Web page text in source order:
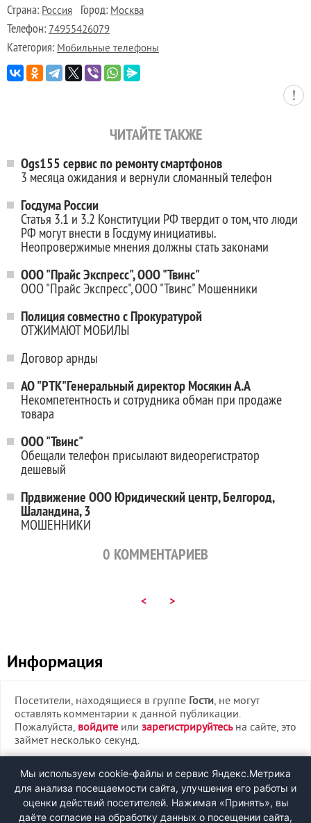
Страна: Россия Город: Москва
Телефон: 74955426079
Категория: Мобильные телефоны
ЧИТАЙТЕ ТАКЖЕ
Ogs155 сервис по ремонту смартфонов
3 месяца ожидания и вернули сломанный телефон
Госдума России
Статья 3.1 и 3.2 Конституции РФ твердит о том, что люди
РФ могут внести в Госдуму инициативы.
Неопровержимые мнения должны стать законами
ООО "Прайс Экспресс", ООО "Твинс"
ООО "Прайс Экспресс", ООО "Твинс" Мошенники
Полиция совместно с Прокуратурой
ОТЖИМАЮТ МОБИЛЫ
Договор арнды
АО "РТК"Генеральный директор Мосякин А.А
Некомпетентность и сотрудника обман при продаже
товара
ООО "Твинс"
Обещали телефон присылают видеорегистратор
дешевый
Прдвижение ООО Юридический центр, Белгород,
Шаландина, 3
МОШЕННИКИ
0 КОММЕНТАРИЕВ
< >
Информация
Посетители, находящиеся в группе Гости, не могут
оставлять комментарии к данной публикации.
Пожалуйста, войдите или зарегистрируйтесьна сайте, это
займет несколько секунд.
ВХОД
РЕГИСТРАЦИЯ
Мы используем cookie-файлы и сервис Яндекс.Метрика
для анализа посещаемости сайта, улучшения его работы и
оценки действий посетителей. Нажимая «Принять», вы
даёте согласие на обработку данных о посещении сайта,